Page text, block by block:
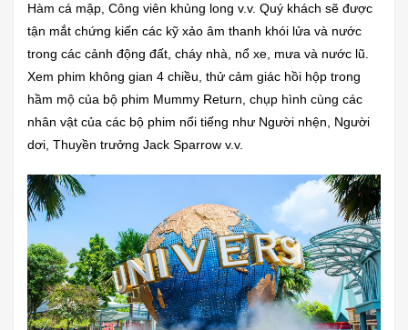
Hàm cá mập, Công viên khủng long v.v. Quý khách sẽ được
tận mắt chứng kiến các kỹ xảo âm thanh khói lửa và nước
trong các cảnh động đất, cháy nhà, nổ xe, mưa và nước lũ.
Xem phim không gian 4 chiều, thử cảm giác hồi hộp trong
hầm mộ của bộ phim Mummy Return, chụp hình cùng các
nhân vật của các bộ phim nổi tiếng như Người nhện, Người
dơi, Thuyền trưởng Jack Sparrow v.v.